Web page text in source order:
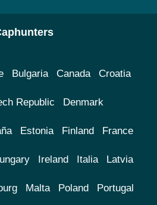
Bulgaria Canada Croatia
Republic Denmark
Estonia Finland France
Ireland Italia Latvia
Malta Poland Portugal